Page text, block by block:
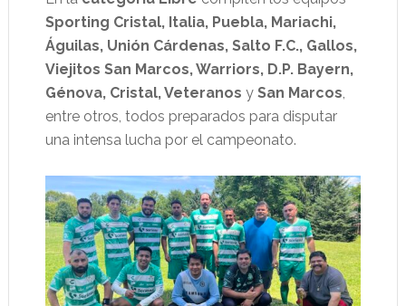
Sporting Cristal, Italia, Puebla, Mariachi,
Águilas, Unión Cárdenas, Salto F.C., Gallos,
Viejitos San Marcos, Warriors, D.P. Bayern,
Génova, Cristal, Veteranos y San Marcos,
entre otros, todos preparados para disputar
una intensa lucha por el campeonato.